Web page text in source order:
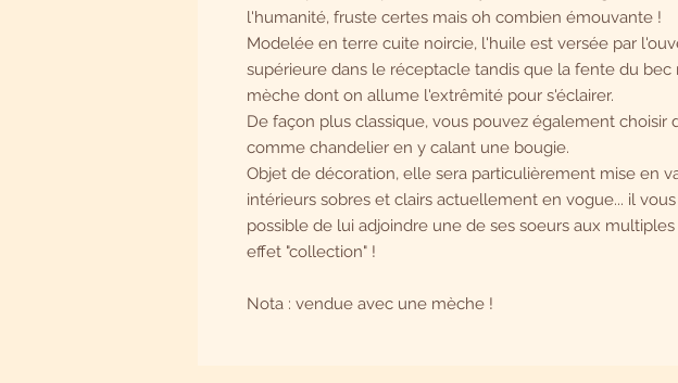
l'humanité, fruste certes mais oh combien émouvante !
Modelée en terre cuite noircie, l'huile est versée par
supérieure dans le réceptacle tandis que la fente du bec
mèche dont on allume l'extrêmité pour s'éclairer.
De façon plus classique, vous pouvez également choisir
comme chandelier en y calant une bougie.
Objet de décoration, elle sera particulièrement mise en
intérieurs sobres et clairs actuellement en vogue... il
possible de lui adjoindre une de ses soeurs aux
effet "collection" !
Nota : vendue avec une mèche !